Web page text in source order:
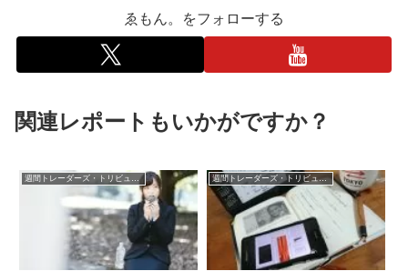
ゑもん。をフォローする
関連レポートもいかがですか？
週間トレーダーズ・トリビューン 週間トレーダーズ・トリビューン